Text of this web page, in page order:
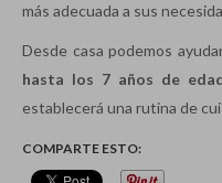
más adecuada a sus
Desde casa podemos
hasta los 7 años de
establecerá una rutina de
COMPARTE ESTO: